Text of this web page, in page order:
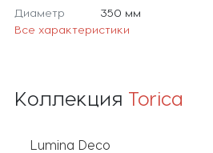
Диаметр 350 мм
Все характеристики
Коллекция Torica
Lumina Deco